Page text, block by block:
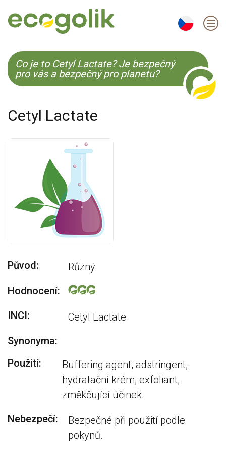
EN ES CS KO
Co je to Cetyl Lactate? Je bezpečný
pro vás a bezpečný pro planetu?
Cetyl Lactate
Původ:
Různý
Hodnocení:
INCI:
Cetyl Lactate
Synonyma:
Použití:
Buffering agent, adstringent,
hydratační krém, exfoliant,
změkčující účinek.
Nebezpečí:
Bezpečné při použití podle
pokynů.